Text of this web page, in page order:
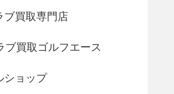
ブ買取専門店
ブ買取ゴルフエース
ショップ